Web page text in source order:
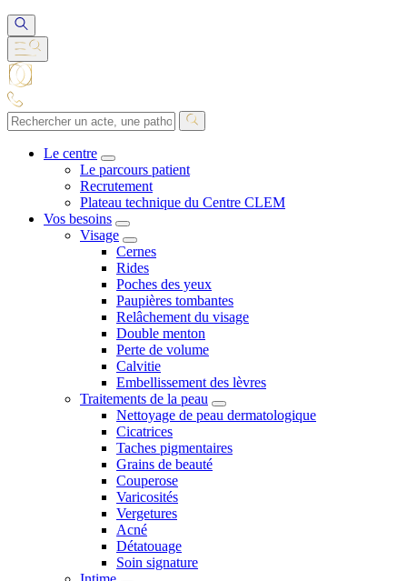
Le centre
Le parcours patient
Recrutement
Plateau technique du Centre CLEM
Vos besoins
Visage
Cernes
Rides
Poches des yeux
Paupières tombantes
Relâchement du visage
Double menton
Perte de volume
Calvitie
Embellissement des lèvres
Traitements de la peau
Nettoyage de peau dermatologique
Cicatrices
Taches pigmentaires
Grains de beauté
Couperose
Varicosités
Vergetures
Acné
Détatouage
Soin signature